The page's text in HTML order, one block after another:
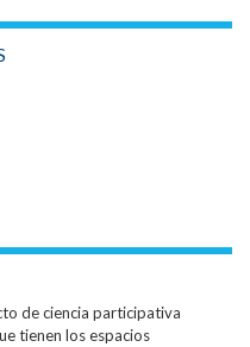
de ciencia participativa
tienen los espacios